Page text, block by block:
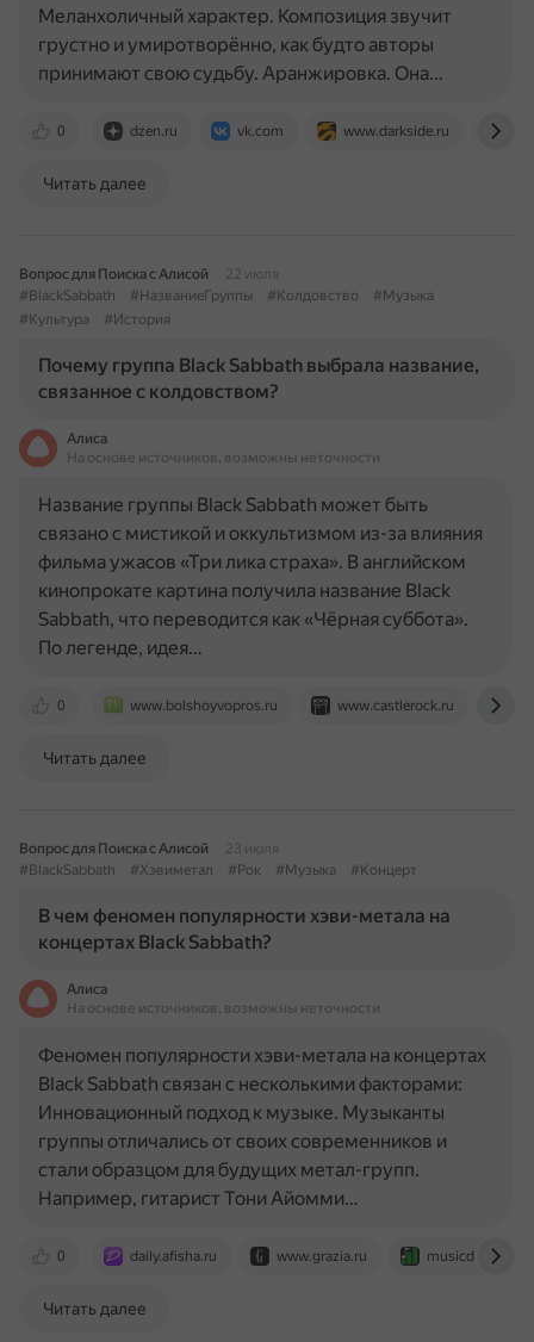
0 dzen.ru vk.com www.darkside.ru
Меланхоличный характер. Композиция звучит
грустно и умиротворённо, как будто авторы
принимают свою судьбу. Аранжировка. Она…
Читать далее
Вопрос для Поиска с Алисой
22 июля
#BlackSabbath
#НазваниеГруппы #Колдовство
#Музыка
#Культура
#История
Почему группа Black Sabbath выбрала название,
связанное с колдовством?
Алиса
На основе источников, возможны неточности
0 www.bolshoyvopros.ru www.castlerock.ru
Название группы Black Sabbath может быть
связано с мистикой и оккультизмом из-за влияния
фильма ужасов «Три лика страха». В английском
кинопрокате картина получила название Black
Sabbath, что переводится как «Чёрная суббота».
По легенде, идея…
Читать далее
Вопрос для Поиска с Алисой
23 июля
#BlackSabbath
#Хэвиметал #Рок #Музыка #Концерт
В чем феномен популярности хэви-метала на
концертах Black Sabbath?
Алиса
На основе источников, возможны неточности
0 daily.afisha.ru www.grazia.ru
Феномен популярности хэви-метала на концертах
Black Sabbath связан с несколькими факторами:
Инновационный подход к музыке. Музыканты
группы отличались от своих современников и
стали образцом для будущих метал-групп.
Например, гитарист Тони Айомми…
Читать далее